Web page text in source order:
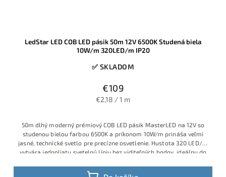
LedStar LED COB LED pásik 50m 12V 6500K Studená biela
10W/m 320LED/m IP20
✅ SKLADOM
€109
€2,18 / 1 m
50m dlhý moderný prémiový COB LED pásik MasterLED na 12V so
studenou bielou farbou 6500K a príkonom 10W/m prináša veľmi
jasné, technické svetlo pre precízne osvetlenie. Hustota 320 LED/m
vytvára jednoliatu svetelnú líniu bez viditeľných bodov, ideálnu do
suchom interiéri s krytím IP20.